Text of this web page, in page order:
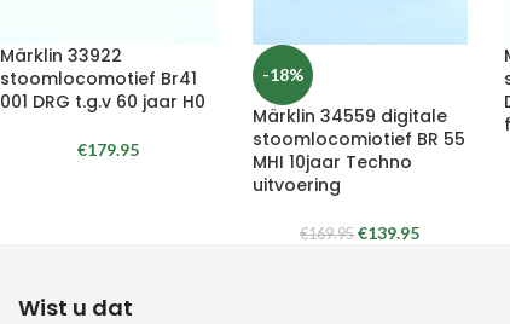
Märklin 33922
stoomlocomotief Br41
001 DRG t.g.v 60 jaar H0
€179.95
-18%
Märklin 34559 digitale
stoomlocomiotief BR 55
MHI 10jaar Techno
uitvoering
€169.95 €139.95
Wist u dat